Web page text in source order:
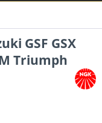
GSF GSX
Triumph